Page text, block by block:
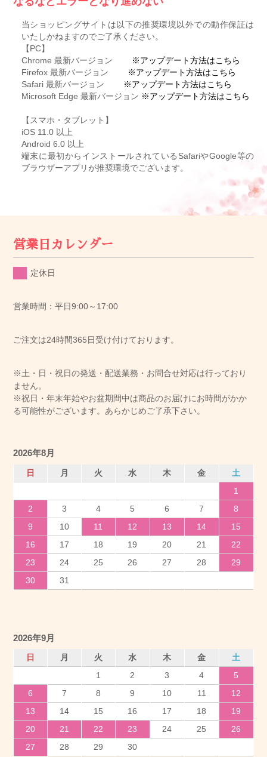
当ショッピングサイトは以下の推奨環境以外での動作保証は
いたしかねますのでご了承ください。
【PC】
Chrome 最新バージョン
※アップデート方法はこちら
Firefox 最新バージョン
※アップデート方法はこちら
Safari 最新バージョン
※アップデート方法はこちら
Microsoft Edge 最新バージョン ※アップデート方法はこちら
【スマホ・タブレット】
iOS 11.0 以上
Android 6.0 以上
端末に最初からインストールされているSafariやGoogle等の
ブラウザーアプリが推奨環境でございます。
営業日カレンダー
定休日
営業時間：平日9:00～17:00
ご注文は24時間365日受け付けております。
※土・日・祝日の発送・配送業務・お問合せ対応は行っており
ません。
※祝日・年末年始やお盆期間中は商品のお届けにお時間がかか
る可能性がございます。あらかじめご了承下さい。
2026年8月
日 月 火 水 木 金
土
1
2
3 4 5 6 7
8
9
10 11 12 13 14
15
16
17 18 19 20 21
22
23
24 25 26 27 28
29
30
31
2026年9月
日 月 火 水 木 金
土
1
2 3 4
5
6
7 8 9 10 11
12
13
14 15 16 17 18
19
20
21 22 23 24 25
26
27
28 29 30